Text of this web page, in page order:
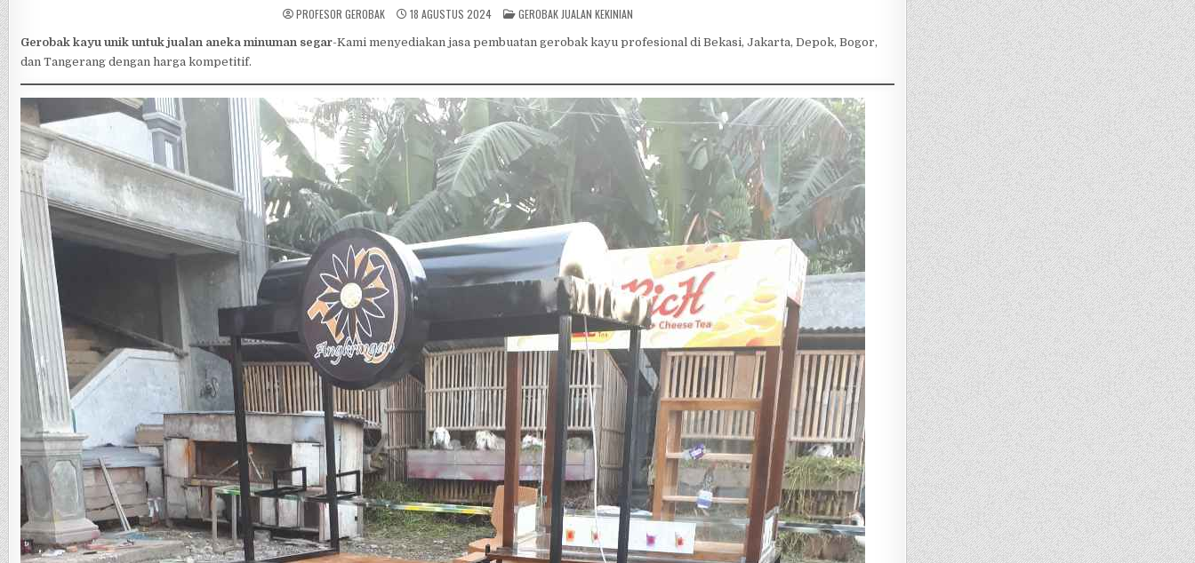
PROFESOR GEROBAK 18 AGUSTUS 2024 POSTED
IN
GEROBAK JUALAN KEKINIAN
Gerobak kayu unik untuk jualan aneka minuman segar-Kami menyediakan jasa pembuatan gerobak kayu profesional di Bekasi, Jakarta, Depok, Bogor,
dan Tangerang dengan harga kompetitif.